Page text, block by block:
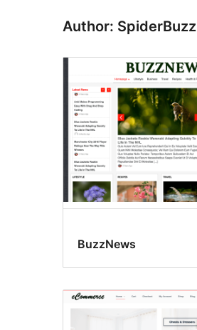
Author: SpiderBuzz
BuzzNews